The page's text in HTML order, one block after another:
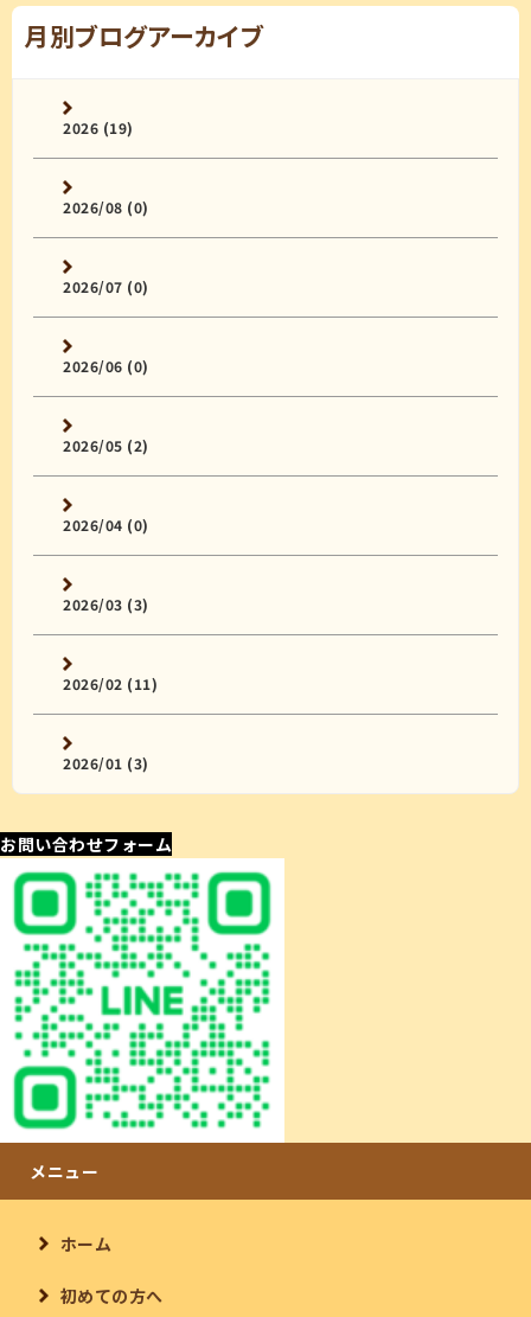
月別ブログアーカイブ
2026 (19)
2026/08 (0)
2026/07 (0)
2026/06 (0)
2026/05 (2)
2026/04 (0)
2026/03 (3)
2026/02 (11)
2026/01 (3)
お問い合わせフォーム
ホーム
初めての方へ